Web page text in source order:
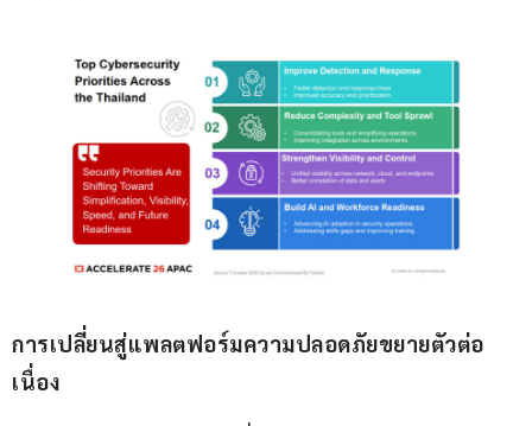
การเปลี่ยนสู่แพลตฟอร์มความปลอดภัยขยายตัวต่อ
เนื่อง